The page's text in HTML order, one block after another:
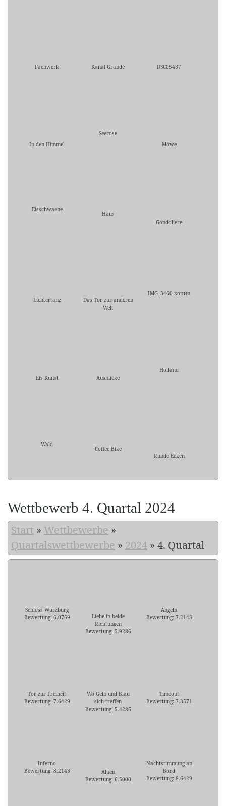
Fachwerk Kanal Grande DSC05437
In den Himmel
Seerose
Möwe
Eisschwaene
Haus
Gondoliere
Lichtertanz
Das Tor zur anderen
Welt
IMG_3460 копия
Eis Kunst Ausblicke
Holland
Wald
Coffee Bike
Runde Ecken
Wettbewerb 4. Quartal 2024
Start » Wettbewerbe »
Quartalswettbewerbe » 2024 » 4. Quartal
Schloss Würzburg
Bewertung: 6.0769
Liebe in beide
Richtungen
Bewertung: 5.9286
Angeln
Bewertung: 7.2143
Tor zur Freiheit
Bewertung: 7.6429
Wo Gelb und Blau
sich treffen
Bewertung: 5.4286
Timeout
Bewertung: 7.3571
Inferno
Bewertung: 8.2143
Alpen
Bewertung: 6.5000
Nachtstimmung an
Bord
Bewertung: 8.6429